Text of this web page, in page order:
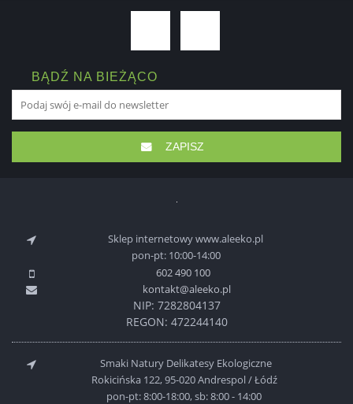
BĄDŹ NA BIEŻĄCO
ZAPISZ
Sklep internetowy www.aleeko.pl
pon-pt: 10:00-14:00
602 490 100
kontakt@aleeko.pl
NIP: 7282804137
REGON: 472244140
Smaki Natury Delikatesy Ekologiczne
Rokicińska 122, 95-020 Andrespol / Łódź
pon-pt: 8:00-18:00, sb: 8:00 - 14:00